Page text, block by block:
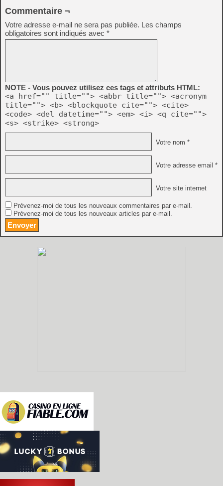
Commentaire ¬
Votre adresse e-mail ne sera pas publiée. Les champs
obligatoires sont indiqués avec *
NOTE - Vous pouvez utilisez ces tags et attributs HTML:
<a href="" title=""> <abbr title=""> <acronym
title=""> <b> <blockquote cite=""> <cite>
<code> <del datetime=""> <em> <i> <q cite="">
<s> <strike> <strong>
Votre nom *
Votre adresse email *
Votre site internet
Prévenez-moi de tous les nouveaux commentaires par e-mail.
Prévenez-moi de tous les nouveaux articles par e-mail.